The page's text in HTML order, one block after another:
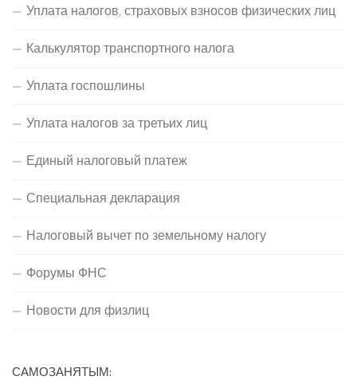
Уплата налогов, страховых взносов физических лиц
Калькулятор транспортного налога
Уплата госпошлины
Уплата налогов за третьих лиц
Единый налоговый платеж
Специальная декларация
Налоговый вычет по земельному налогу
Форумы ФНС
Новости для физлиц
САМОЗАНЯТЫМ: